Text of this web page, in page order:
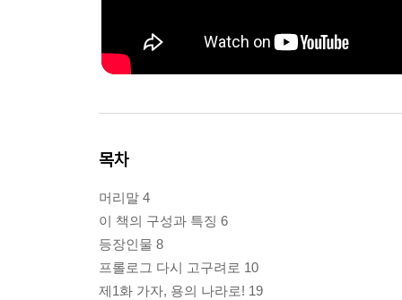
목차
머리말 4
이 책의 구성과 특징 6
등장인물 8
프롤로그 다시 고구려로 10
제1화 가자, 용의 나라로! 19